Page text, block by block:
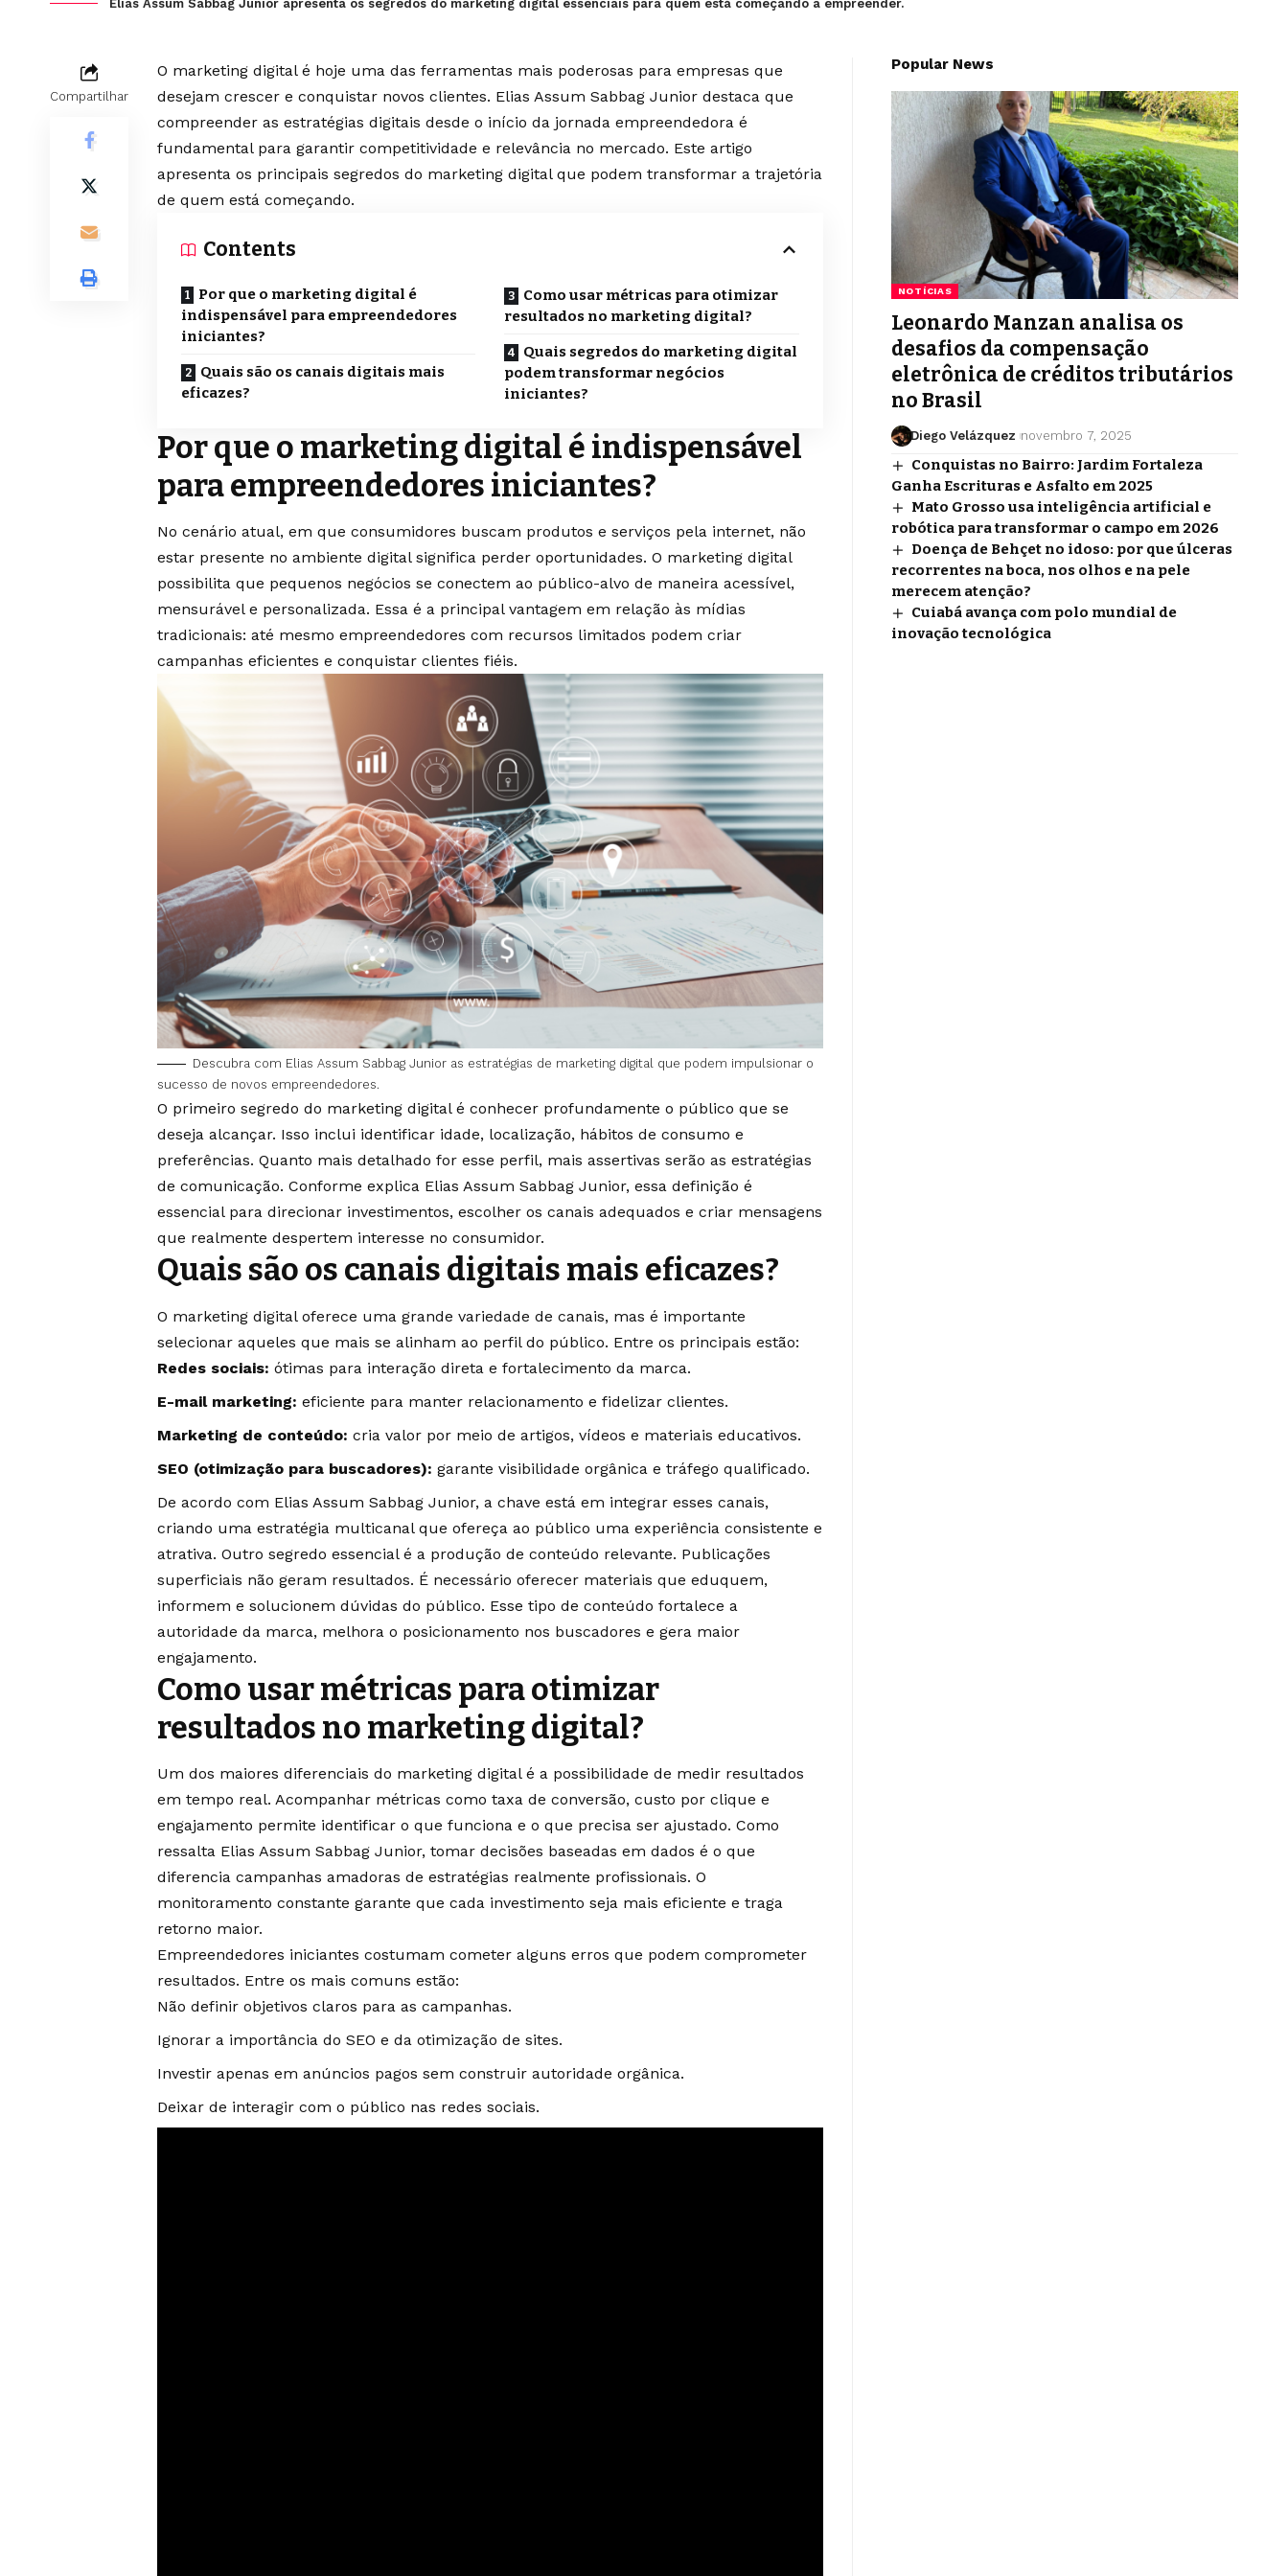
Elias Assum Sabbag Junior apresenta os segredos do marketing digital essenciais para quem está começando a empreender.
Compartilhar
O marketing digital é hoje uma das ferramentas mais poderosas para empresas que
desejam crescer e conquistar novos clientes. Elias Assum Sabbag Junior destaca que
compreender as estratégias digitais desde o início da jornada empreendedora é
fundamental para garantir competitividade e relevância no mercado. Este artigo
apresenta os principais segredos do marketing digital que podem transformar a trajetória
de quem está começando.
Contents
Por que o marketing digital é
indispensável para empreendedores
iniciantes?
Quais são os canais digitais mais
eficazes?
Como usar métricas para otimizar
resultados no marketing digital?
Quais segredos do marketing digital
podem transformar negócios
iniciantes?
Por que o marketing digital é indispensável
para empreendedores iniciantes?
No cenário atual, em que consumidores buscam produtos e serviços pela internet, não
estar presente no ambiente digital significa perder oportunidades. O marketing digital
possibilita que pequenos negócios se conectem ao público-alvo de maneira acessível,
mensurável e personalizada. Essa é a principal vantagem em relação às mídias
tradicionais: até mesmo empreendedores com recursos limitados podem criar
campanhas eficientes e conquistar clientes fiéis.
Descubra com Elias Assum Sabbag Junior as estratégias de marketing digital que podem impulsionar o
sucesso de novos empreendedores.
O primeiro segredo do marketing digital é conhecer profundamente o público que se
deseja alcançar. Isso inclui identificar idade, localização, hábitos de consumo e
preferências. Quanto mais detalhado for esse perfil, mais assertivas serão as estratégias
de comunicação. Conforme explica Elias Assum Sabbag Junior, essa definição é
essencial para direcionar investimentos, escolher os canais adequados e criar mensagens
que realmente despertem interesse no consumidor.
Quais são os canais digitais mais eficazes?
O marketing digital oferece uma grande variedade de canais, mas é importante
selecionar aqueles que mais se alinham ao perfil do público. Entre os principais estão:
Redes sociais: ótimas para interação direta e fortalecimento da marca.
E-mail marketing: eficiente para manter relacionamento e fidelizar clientes.
Marketing de conteúdo: cria valor por meio de artigos, vídeos e materiais educativos.
SEO (otimização para buscadores): garante visibilidade orgânica e tráfego qualificado.
De acordo com Elias Assum Sabbag Junior, a chave está em integrar esses canais,
criando uma estratégia multicanal que ofereça ao público uma experiência consistente e
atrativa. Outro segredo essencial é a produção de conteúdo relevante. Publicações
superficiais não geram resultados. É necessário oferecer materiais que eduquem,
informem e solucionem dúvidas do público. Esse tipo de conteúdo fortalece a
autoridade da marca, melhora o posicionamento nos buscadores e gera maior
engajamento.
Como usar métricas para otimizar
resultados no marketing digital?
Um dos maiores diferenciais do marketing digital é a possibilidade de medir resultados
em tempo real. Acompanhar métricas como taxa de conversão, custo por clique e
engajamento permite identificar o que funciona e o que precisa ser ajustado. Como
ressalta Elias Assum Sabbag Junior, tomar decisões baseadas em dados é o que
diferencia campanhas amadoras de estratégias realmente profissionais. O
monitoramento constante garante que cada investimento seja mais eficiente e traga
retorno maior.
Empreendedores iniciantes costumam cometer alguns erros que podem comprometer
resultados. Entre os mais comuns estão:
Não definir objetivos claros para as campanhas.
Ignorar a importância do SEO e da otimização de sites.
Investir apenas em anúncios pagos sem construir autoridade orgânica.
Deixar de interagir com o público nas redes sociais.
Popular News
NOTÍCIAS
Leonardo Manzan analisa os
desafios da compensação
eletrônica de créditos tributários
no Brasil
Diego Velázquez novembro 7, 2025
Conquistas no Bairro: Jardim Fortaleza
Ganha Escrituras e Asfalto em 2025
Mato Grosso usa inteligência artificial e
robótica para transformar o campo em 2026
Doença de Behçet no idoso: por que úlceras
recorrentes na boca, nos olhos e na pele
merecem atenção?
Cuiabá avança com polo mundial de
inovação tecnológica